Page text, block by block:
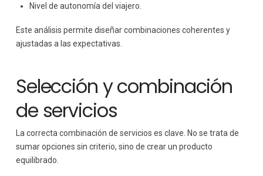
Nivel de autonomía del viajero.
Este análisis permite diseñar combinaciones coherentes y
ajustadas a las expectativas.
Selección y combinación
de servicios
La correcta combinación de servicios es clave. No se trata de
sumar opciones sin criterio, sino de crear un producto
equilibrado.